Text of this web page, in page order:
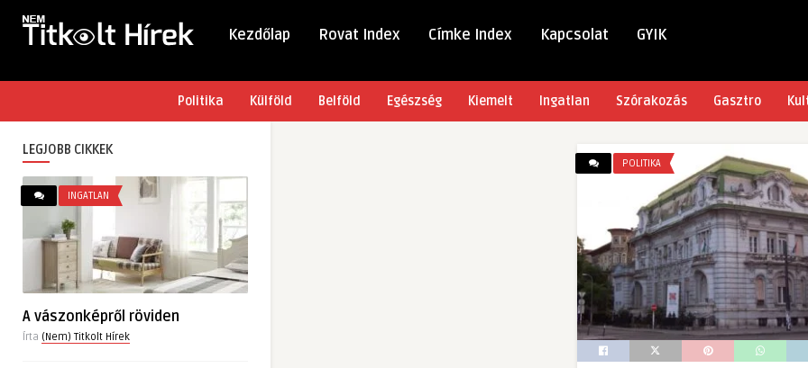
Kezdőlap Rovat Index Címke Index Kapcsolat GYIK
Politika Külföld Belföld Egészség Kiemelt Ingatlan Szórakozás Gasztro
LEGJOBB CIKKEK
INGATLAN
A vászonképről röviden
Írta (Nem) Titkolt Hírek
POLITIKA